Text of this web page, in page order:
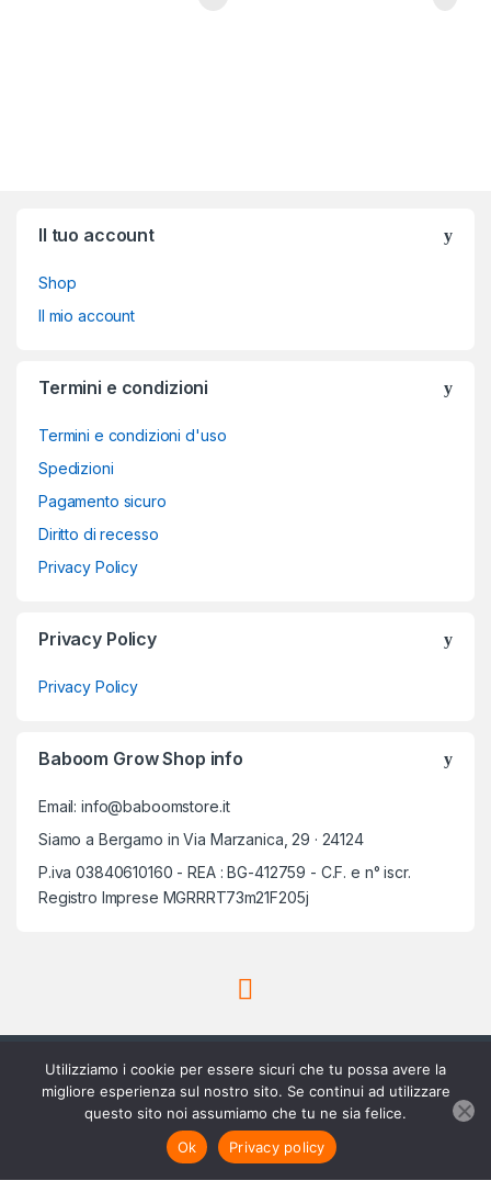
Il tuo account
Shop
Il mio account
Termini e condizioni
Termini e condizioni d'uso
Spedizioni
Pagamento sicuro
Diritto di recesso
Privacy Policy
Privacy Policy
Privacy Policy
Baboom Grow Shop info
Email: info@baboomstore.it
Siamo a Bergamo in Via Marzanica, 29 · 24124
P.iva 03840610160 - REA : BG-412759 - C.F. e n° iscr.
Registro Imprese MGRRRT73m21F205j
Scrivici su Whatsapp
3756420488
Utilizziamo i cookie per essere sicuri che tu possa avere la
migliore esperienza sul nostro sito. Se continui ad utilizzare
questo sito noi assumiamo che tu ne sia felice.
Ok
Privacy policy